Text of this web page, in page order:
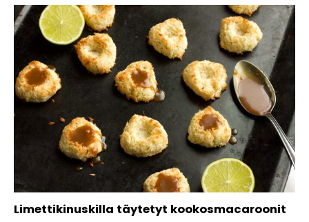
Limettikinuskilla täytetyt kookosmacaroonit